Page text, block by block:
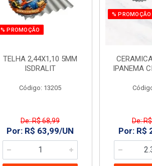
% PROMOÇÃO
TELHA 2,44X1,10 5MM
ISDRALIT
Código: 13205
De: R$ 68,99
Por: R$ 63,99/UN
% PROMOÇÃO
IPANEMA
De:
Por: R$